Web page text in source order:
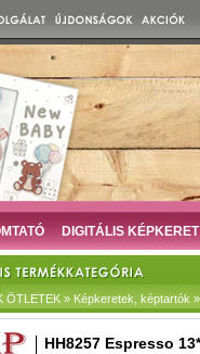
DIGITÁLIS KÉPKERET
ÖTLETEK » Képkeretek, képtartók
HH8257 Espresso